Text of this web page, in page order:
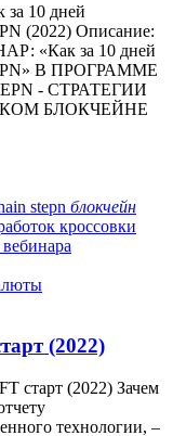
за 10 дней
(2022) Описание:
«Как за 10 дней
В ПРОГРАММЕ
- СТРАТЕГИИ
БЛОКЧЕЙНЕ
stepn блокчейн
кроссовки
(2022)
старт (2022) Зачем
технологии, –